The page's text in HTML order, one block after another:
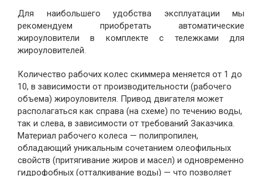
Для наибольшего удобства эксплуатации мы
рекомендуем приобретать автоматические
жироуловители в комплекте с тележками для
жироуловителей.
Количество рабочих колес скиммера меняется от 1 до
10, в зависимости от производительности (рабочего
объема) жироуловителя. Привод двигателя может
располагаться как справа (на схеме) по течению воды,
так и слева, в зависимости от требований Заказчика.
Материал рабочего колеса — полипропилен,
обладающий уникальным сочетанием олеофильных
свойств (притягивание жиров и масел) и одновременно
гидрофобных (отталкивание воды) — что позволяет